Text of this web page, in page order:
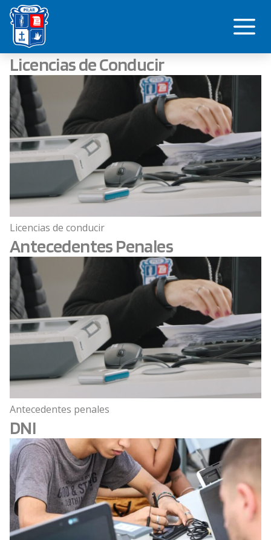
Saltar
contenido
Licencias de Conducir
Licencias de conducir
Antecedentes Penales
Antecedentes penales
DNI